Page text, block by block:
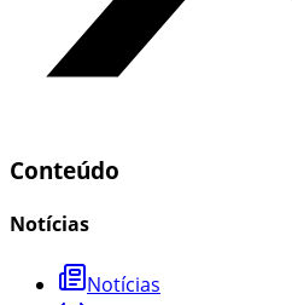
Conteúdo
Notícias
Notícias